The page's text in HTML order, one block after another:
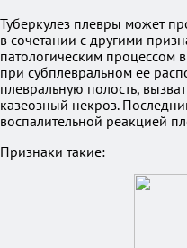
Туберкулез плевры может
в сочетании с другими
патологическим процессом
при субплевральном ее
плевральную полость,
казеозный некроз.
воспалительной реакцией
Признаки такие: